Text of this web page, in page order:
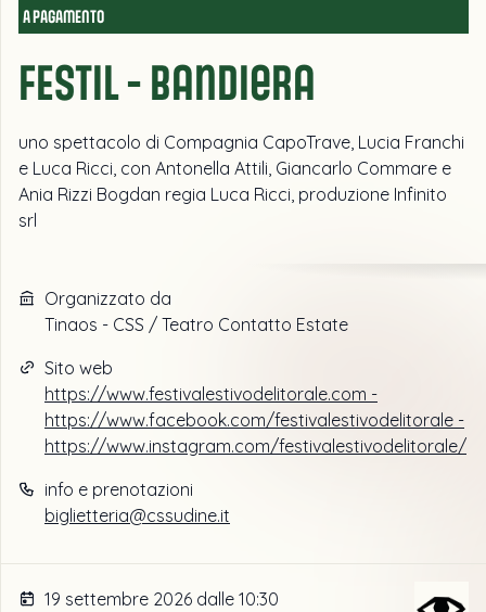
A PAGAMENTO
FESTIL - Bandiera
uno spettacolo di Compagnia CapoTrave, Lucia Franchi
e Luca Ricci, con Antonella Attili, Giancarlo Commare e
Ania Rizzi Bogdan regia Luca Ricci, produzione Infinito
srl
Organizzato da
Tinaos - CSS / Teatro Contatto Estate
Sito web
https://www.festivalestivodelitorale.com -
https://www.facebook.com/festivalestivodelitorale -
https://www.instagram.com/festivalestivodelitorale/
info e prenotazioni
biglietteria@cssudine.it
19 settembre 2026 dalle 10:30